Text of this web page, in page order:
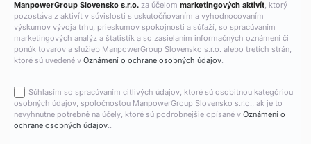
ManpowerGroup Slovensko s.r.o. za účelom marketingových aktivít, ktorý
pozostáva z aktivít v súvislosti s uskutočňovaním a vyhodnocovaním
výskumov vývoja trhu, prieskumov spokojnosti a súťaží, so spracúvaním
marketingových analýz a štatistík a so zasielaním informačných oznámení či
ponúk tovarov a služieb ManpowerGroup Slovensko s.r.o. alebo tretích strán,
ktoré sú uvedené v Oznámení o ochrane osobných údajov.
Súhlasím so spracúvaním citlivých údajov, ktoré sú osobitnou kategóriou
osobných údajov, spoločnosťou ManpowerGroup Slovensko s.r.o., ak je to
nevyhnutne potrebné na účely, ktoré sú podrobnejšie opísané v Oznámení o
ochrane osobných údajov..